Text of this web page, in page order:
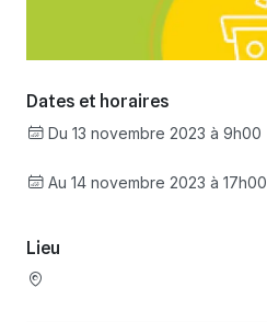
Dates et horaires
Du 13 novembre 2023 à 9h00
Au 14 novembre 2023 à 17h00
Lieu